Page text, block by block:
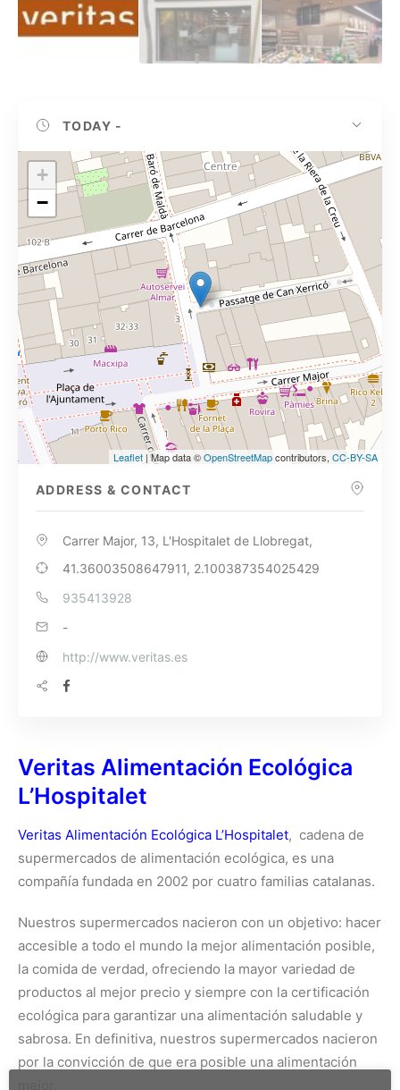
TODAY -
+
−
Leaflet | Map data ©OpenStreetMapcontributors, CC-BY-SA
ADDRESS & CONTACT
Carrer Major, 13, L'Hospitalet de Llobregat,
41.36003508647911, 2.100387354025429
935413928
-
http://www.veritas.es
Veritas Alimentación Ecológica
L’Hospitalet
Veritas Alimentación Ecológica L’Hospitalet, cadena de
supermercados de alimentación ecológica, es una
compañía fundada en 2002 por cuatro familias catalanas.
Nuestros supermercados nacieron con un objetivo: hacer
accesible a todo el mundo la mejor alimentación posible,
la comida de verdad, ofreciendo la mayor variedad de
productos al mejor precio y siempre con la certificación
ecológica para garantizar una alimentación saludable y
sabrosa. En definitiva, nuestros supermercados nacieron
por la convicción de que era posible una alimentación